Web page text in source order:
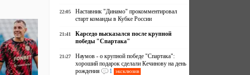
22:05
Наставник "Динамо" прокомментировал
старт команды в Кубке России
21:41
Карседо высказался после крупной
победы "Спартака"
21:27
Наумов - о крупной победе "Спартака":
хороший подарок сделали Кечинову на день
рождения
1 эксклюзив